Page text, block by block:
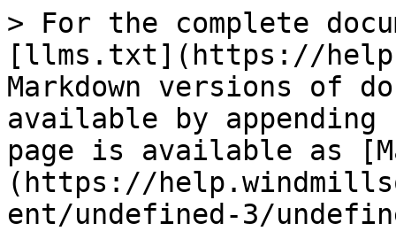
> For the complete
[llms.txt](https://
Markdown versions of
available by
page is available as
(https://
ent/undefined-3/